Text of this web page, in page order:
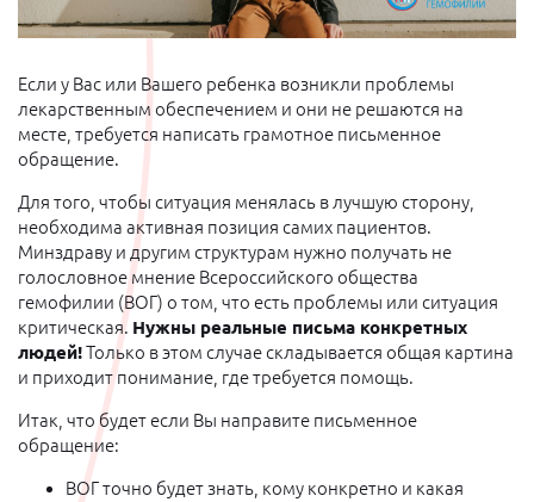
Если у Вас или Вашего ребенка возникли проблемы
лекарственным обеспечением и они не решаются на
месте, требуется написать грамотное письменное
обращение.
Для того, чтобы ситуация менялась в лучшую сторону,
необходима активная позиция самих пациентов.
Минздраву и другим структурам нужно получать не
голословное мнение Всероссийского общества
гемофилии (ВОГ) о том, что есть проблемы или ситуация
критическая. Нужны реальные письма конкретных
людей!Только в этом случае складывается общая картина
и приходит понимание, где требуется помощь.
Итак, что будет если Вы направите письменное
обращение:
ВОГ точно будет знать, кому конкретно и какая